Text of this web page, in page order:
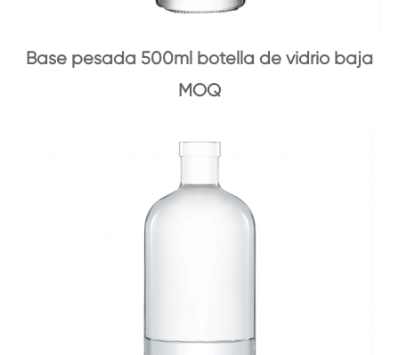
Base pesada 500ml botella de vidrio baja
MOQ